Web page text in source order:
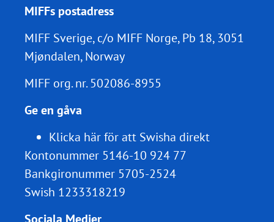
MIFFs postadress
MIFF Sverige, c/o MIFF Norge, Pb 18, 3051
Mjøndalen, Norway
MIFF org. nr.502086-8955
Ge en gåva
Klicka här för att Swisha direkt
Kontonummer 5146-10 924 77
Bankgironummer 5705-2524
Swish 1233318219